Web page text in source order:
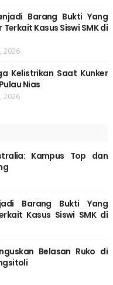
Barang Bukti Yang
Kasus Siswi SMK di
2026
Kelistrikan Saat Kunker
Nias
2026
Kampus Top dan
Barang Bukti Yang
Kasus Siswi SMK di
Belasan Ruko di